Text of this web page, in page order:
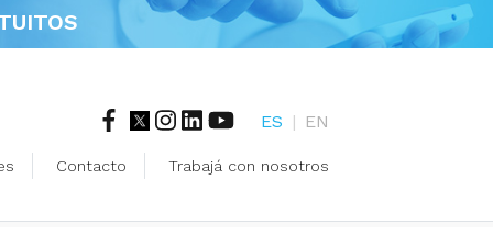
ES | EN
Contacto Trabajá con nosotros